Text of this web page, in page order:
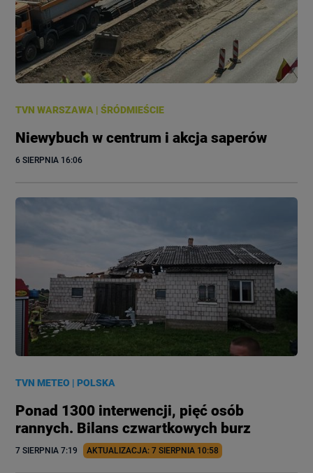
TVN WARSZAWA |ŚRÓDMIEŚCIE
Niewybuch w centrum i akcja saperów
6 SIERPNIA 16:06
TVN METEO |POLSKA
Ponad 1300 interwencji, pięć osób
rannych. Bilans czwartkowych burz
7 SIERPNIA 7:19 AKTUALIZACJA: 7 SIERPNIA 10:58